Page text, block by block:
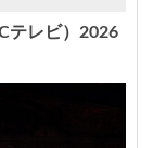
テレビ）2026